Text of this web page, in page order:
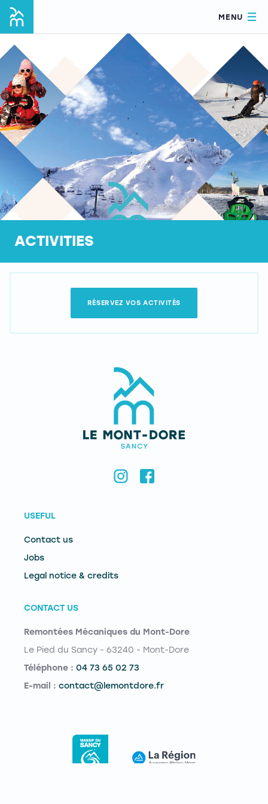
MENU
ACTIVITIES
RÉSERVEZ VOS ACTIVITÉS
USEFUL
Contact us
Jobs
Legal notice & credits
CONTACT US
Remontées Mécaniques du Mont-Dore
Le Pied du Sancy - 63240 - Mont-Dore
Téléphone : 04 73 65 02 73
E-mail : contact@lemontdore.fr